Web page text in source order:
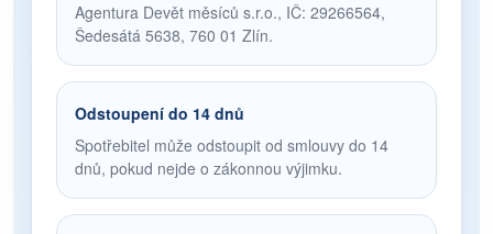
Agentura Devět měsíců s.r.o., IČ: 29266564,
Šedesátá 5638, 760 01 Zlín.
Odstoupení do 14 dnů
Spotřebitel může odstoupit od smlouvy do 14
dnů, pokud nejde o zákonnou výjimku.